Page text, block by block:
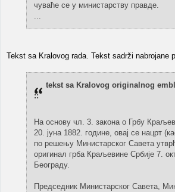
чуваће се у министарству правде.
...
Tekst sa Kralovog rada. Tekst sadrži nabrojane
tekst sa Kralovog originalnog
::
На основу чл. 3. закона о Грбу
20. јуна 1882. године, овај се нацрт
по решењу Министарског Савета
оригинал грба Краљевине Србије 7.
Београду.
Председник Министарског Савета,